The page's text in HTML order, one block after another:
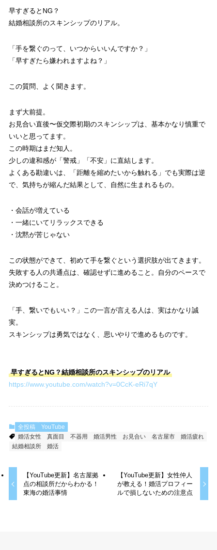
早すぎるとNG？
結婚相談所のスキンシップのリアル。
「手を繋ぐのって、いつからいいんですか？」
「早すぎたら嫌われますよね？」
この質問、よく聞きます。
まず大前提。
お見合い直後〜仮交際初期のスキンシップは、基本かなり慎重で
いいと思ってます。
この時期はまだ知人。
少しの違和感が「警戒」「不安」に直結します。
よくある勘違いは、「距離を縮めたいから触れる」でも実際は逆
で、気持ちが縮んだ結果として、自然に生まれるもの。
・会話が増えている
・一緒にいてリラックスできる
・沈黙が苦じゃない
この状態ができて、初めて手を繋ぐという選択肢が出てきます。
失敗する人の共通点は、確認せずに進めること。自分のペースで
決めつけること。
「手、繋いでもいい？」この一言が言える人は、実はかなり誠
実。
スキンシップは勇気ではなく、思いやりで進めるものです。
早すぎるとNG？結婚相談所のスキンシップのリアル
https://www.youtube.com/watch?v=0CcK-eRi7qY
全投稿
YouTube
婚活女性
真面目 不器用 婚活男性 お見合い 名古屋市
婚活疲れ
結婚相談所
婚活
【YouTube更新】名古屋拠
点の相談所だからわかる！
東海の婚活事情
【YouTube更新】女性仲人
が教える！婚活プロフィー
ルで損しないための注意点